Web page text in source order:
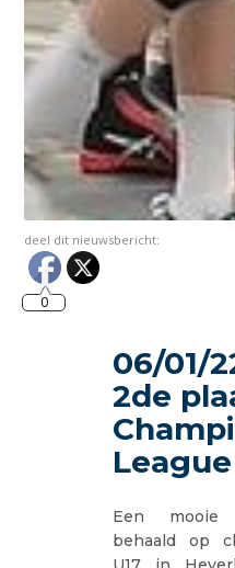
deel dit nieuwsbericht:
0
06/01/
2de
League
Een mooie
behaald op